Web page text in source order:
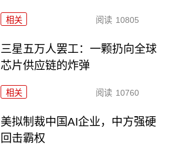
相关 阅读 10805
三星五万人罢工：一颗扔向全球
芯片供应链的炸弹
相关 阅读 10760
美拟制裁中国AI企业，中方强硬
回击霸权